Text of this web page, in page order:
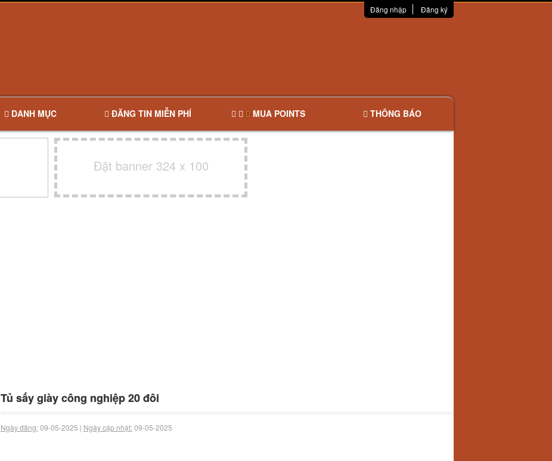
Đăng nhập Đăng ký
DANH MỤC ĐĂNG TIN MIỄN PHÍ MUA POINTS THÔNG BÁO
Đặt banner 324 x 100
Tủ sấy giày công nghiệp 20 đôi
Ngày đăng:09-05-2025 | Ngày cập nhật:09-05-2025